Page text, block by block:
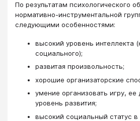
По результатам психологического
нормативно-инструментальной
следующими особенностями:
высокий уровень интеллекта
социального);
развитая произвольность;
хорошие организаторские
умение организовать игру, ее
уровень развития;
высокий социальный статус в